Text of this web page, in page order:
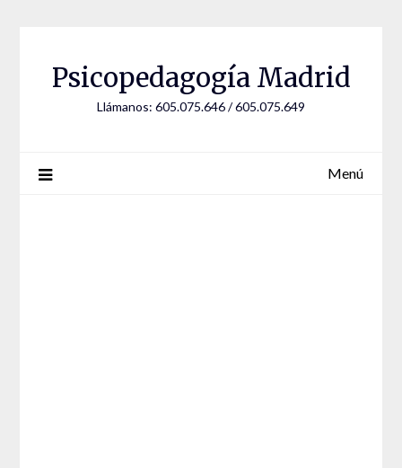
Psicopedagogía Madrid
Llámanos: 605.075.646 / 605.075.649
Menú